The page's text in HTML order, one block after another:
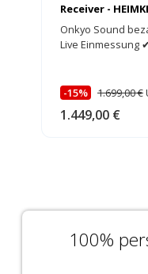
Receiver -
Edition
Onkyo Sound
Live Einmessung
-15% 1.699,00 €
1.449,00 €
100%